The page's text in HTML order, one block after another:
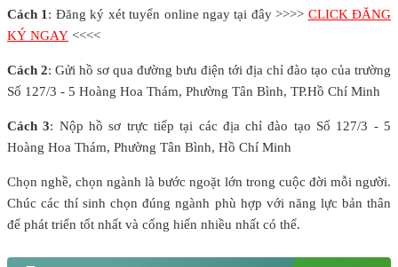
Cách 1 : Đăng ký xét tuyển online ngay tại đây >>>> CLICK ĐĂNG
KÝ NGAY <<<<
Cách 2: Gửi hồ sơ qua đường bưu điện tới địa chỉ đào tạo của trường
Số 127/3 - 5 Hoàng Hoa Thám, Phường Tân Bình, TP.Hồ Chí Minh
Cách 3: Nộp hồ sơ trực tiếp tại các địa chỉ đào tạo Số 127/3 - 5
Hoàng Hoa Thám, Phường Tân Bình, Hồ Chí Minh
Chọn nghề, chọn ngành là bước ngoặt lớn trong cuộc đời mỗi người.
Chúc các thí sinh chọn đúng ngành phù hợp với năng lực bản thân
để phát triển tốt nhất và cống hiến nhiều nhất có thể.